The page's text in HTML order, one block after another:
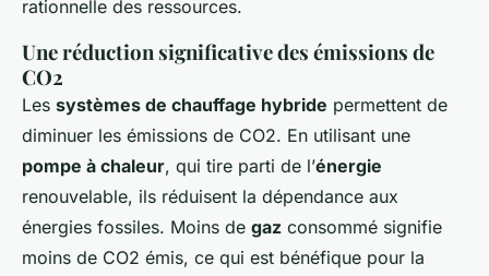
rationnelle des ressources.
Une réduction significative des émissions de
CO2
Les systèmes de chauffage hybride permettent de
diminuer les émissions de CO2. En utilisant une
pompe à chaleur, qui tire parti de l’énergie
renouvelable, ils réduisent la dépendance aux
énergies fossiles. Moins de gaz consommé signifie
moins de CO2 émis, ce qui est bénéfique pour la